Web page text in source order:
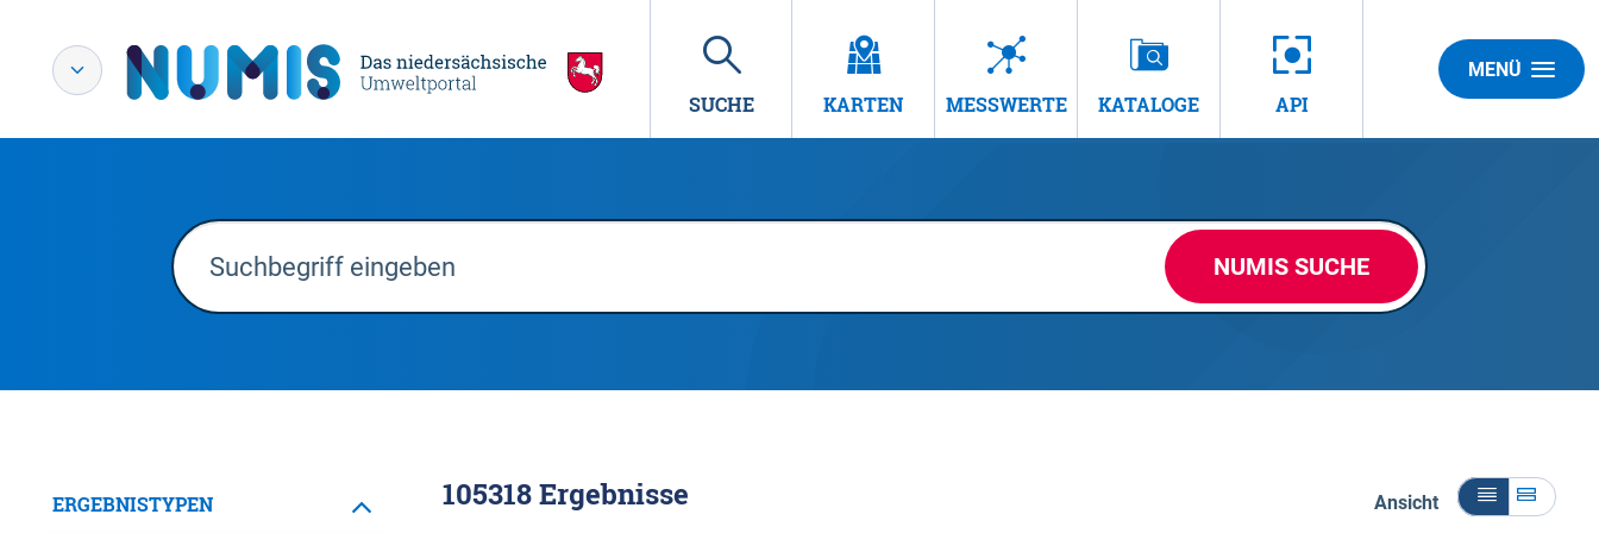
SUCHE KARTEN MESSWERTE KATALOGE API
MENÜ
NUMIS SUCHE
ERGEBNISTYPEN 105318Ergebnisse Ansicht